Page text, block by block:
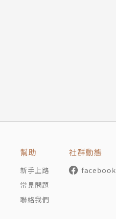
幫助
新手上路
常見問題
聯絡我們
社群動態
facebook